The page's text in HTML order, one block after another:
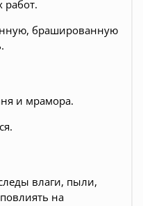
брашированную
и мрамора.
влаги, пыли,
на